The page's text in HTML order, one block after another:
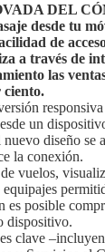
DEL
desde tu
de
a través de
las
ciento.
responsiva
un
diseño se
la conexión.
vuelos,
posible
dispositivo.
clave